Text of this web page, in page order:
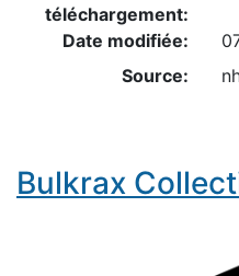
téléchargement:
Date modifiée:
Source:
Bulkrax